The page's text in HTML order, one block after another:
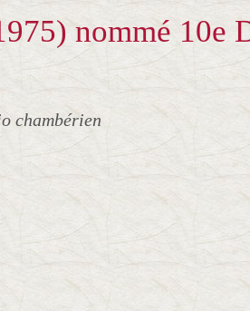
nommé 10e
chambérien